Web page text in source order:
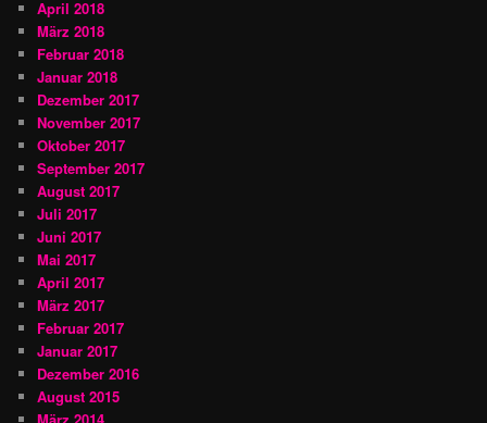
April 2018
März 2018
Februar 2018
Januar 2018
Dezember 2017
November 2017
Oktober 2017
September 2017
August 2017
Juli 2017
Juni 2017
Mai 2017
April 2017
März 2017
Februar 2017
Januar 2017
Dezember 2016
August 2015
März 2014